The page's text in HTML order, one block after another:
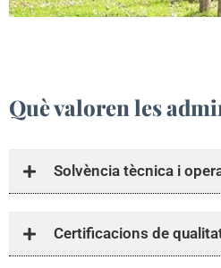
Què valoren les
Solvència tècnica i
Certificacions de